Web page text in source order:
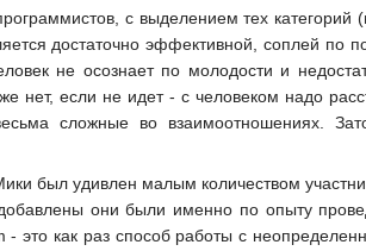
с выделением тех
достаточно эффективной, соплей по
не осознает по молодости и
нет, если не идет - с человеком надо
сложные во взаимоотношениях.
был удивлен малым количеством
они были именно по опыту
это как раз способ работы с